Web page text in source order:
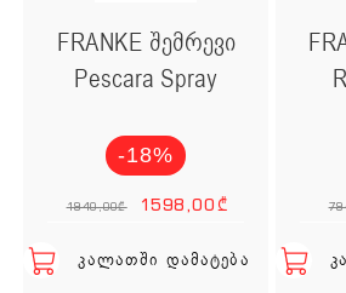
FRANKE შემრევი
Pescara Spray
-18%
1940,00
₾ Original
1598,00
₾
ᲙᲐᲚᲐᲗᲨᲘ ᲓᲐᲛᲐᲢᲔᲑᲐ